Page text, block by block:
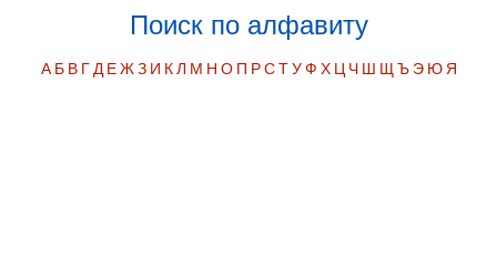
Поиск по алфавиту
А Б В Г Д Е Ж З И К Л М Н О П Р С Т У Ф Х Ц Ч Ш Щ Ъ Э Ю Я